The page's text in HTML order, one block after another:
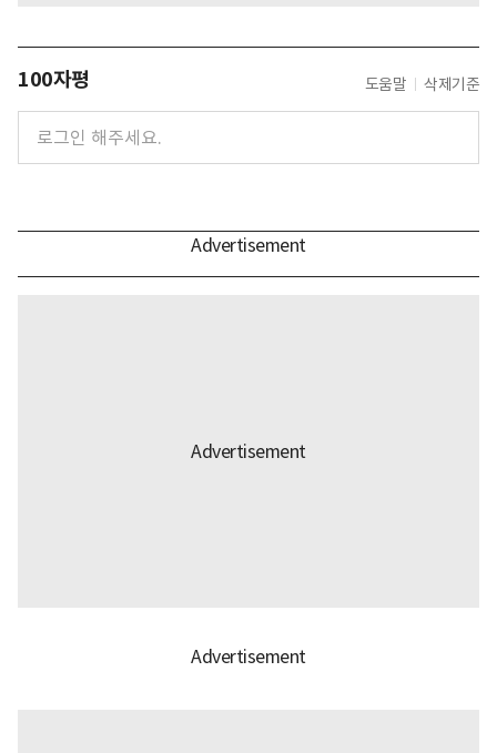
100자평 도움말 삭제기준